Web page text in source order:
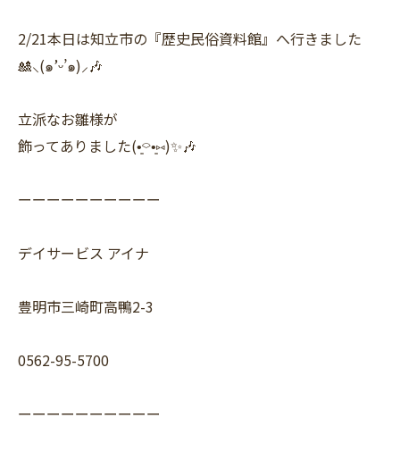
2/21本日は知立市の『歴史民俗資料館』へ行きました
🎎⸜(๑’ᵕ’๑)⸝🎶
立派なお雛様が
飾ってありました(•͈⌔•͈⑅)✨🎶
ーーーーーーーーーー
デイサービス アイナ
豊明市三崎町高鴨2-3
0562-95-5700
ーーーーーーーーーー